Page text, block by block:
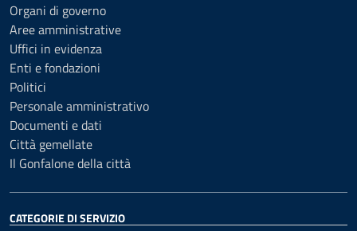
Organi di governo
Aree amministrative
Uffici in evidenza
Enti e fondazioni
Politici
Personale amministrativo
Documenti e dati
Città gemellate
Il Gonfalone della città
CATEGORIE DI SERVIZIO